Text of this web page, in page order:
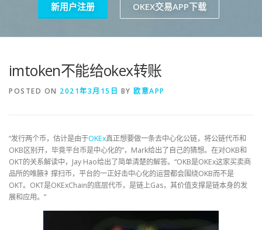
新用户注册 OKEX交易APP下载
imtoken不能给okex转账
POSTED ON 2021年3月15日 BY 欧意APP
“发行两个币，估计是由于OKEx真正想要做一条去中心化公链，将公链代币和
OKB区别开，毕竟平台币是中心化的”，Mark给出了自己的猜想。在对OKB和
OKT的关系解读中，Jay Hao给出了简单清楚的解答。“OKB是OKEx这家买卖商
品所的唯腋衤撑扫币，平台的一正好击中心化的运营都会围绕OKB而不是
OKT。OKT是OKExChain的底层代币，是链上Gas，其价值支撑是链本身的发
展和应用。”